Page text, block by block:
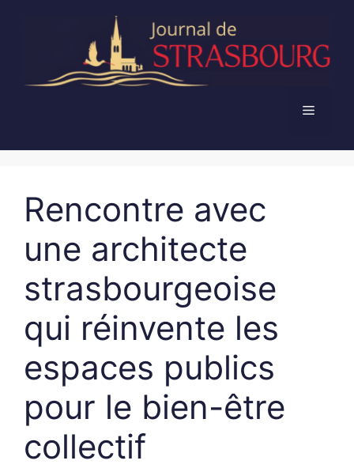
Menu
Rencontre avec
une architecte
strasbourgeoise
qui réinvente les
espaces publics
pour le bien-être
collectif